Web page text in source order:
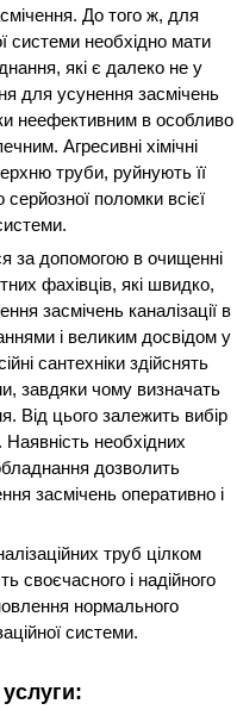
До того ж, для
системи необхідно мати
які є далеко не у
для усунення засмічень
неефективним в особливо
Агресивні хімічні
труби, руйнують її
поломки всієї
за допомогою в очищенні
фахівців, які швидко,
засмічень каналізації в
і великим досвідом у
сантехніки здійснять
завдяки чому визначать
Від цього залежить вибір
необхідних
дозволить
засмічень оперативно і
труб цілком
своєчасного і надійного
нормального
системи.